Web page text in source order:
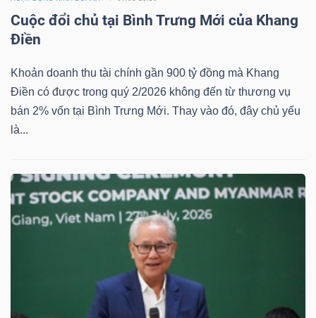
Cuộc đổi chủ tại Bình Trưng Mới của Khang
Điền
Khoản doanh thu tài chính gần 900 tỷ đồng mà Khang
Điền có được trong quý 2/2026 không đến từ thương vụ
bán 2% vốn tại Bình Trưng Mới. Thay vào đó, đây chủ yếu
là...
YẾU
TIÊU
DÙNG